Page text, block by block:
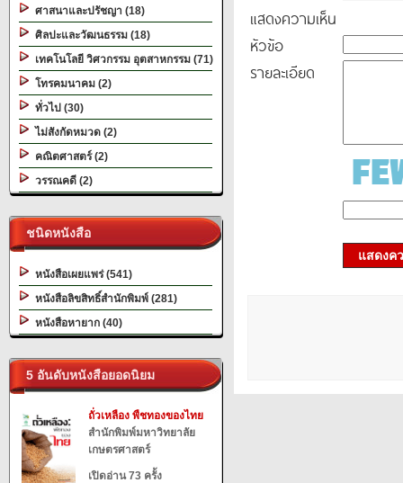
ศาสนาและปรัชญา (18)
ศิลปะและวัฒนธรรม (18)
เทคโนโลยี วิศวกรรม อุตสาหกรรม (71)
โทรคมนาคม (2)
ทั่วไป (30)
ไม่สังกัดหมวด (2)
คณิตศาสตร์ (2)
วรรณคดี (2)
ชนิดหนังสือ
หนังสือเผยแพร่ (541)
หนังสือลิขสิทธิ์สำนักพิมพ์ (281)
หนังสือหายาก (40)
5 อันดับหนังสือยอดนิยม
ถั่วเหลือง พืชทองของไทย
สำนักพิมพ์มหาวิทยาลัย
เกษตรศาสตร์
เปิดอ่าน 73 ครั้ง
แสดงความเห็น
หัวข้อ
รายละเอียด
แสดงค